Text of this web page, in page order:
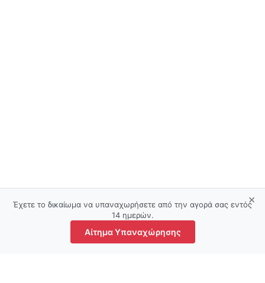
Ο λογαριασμός μου
Έχετε το δικαίωμα να υπαναχωρήσετε από την αγορά σας εντός
14 ημερών.
Αίτημα Υπαναχώρησης
×